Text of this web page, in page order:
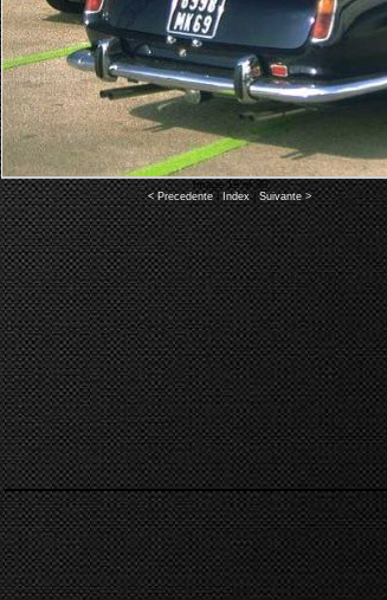
Image 19 of 30
< Precedente| Index|Suivante >